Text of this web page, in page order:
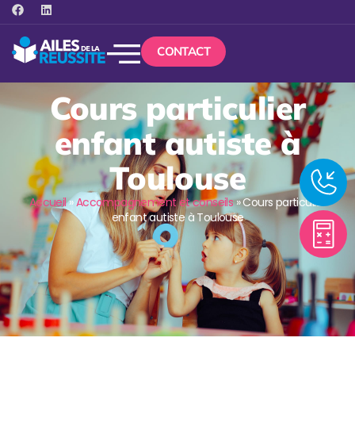
CONTACT
Cours particulier
enfant autiste à
Toulouse
Accueil»Accompagnement et conseils»Cours particulier
enfant autiste à Toulouse